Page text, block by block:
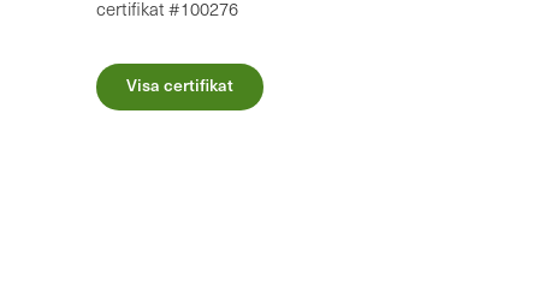
certifikat #100276
Visa certifikat